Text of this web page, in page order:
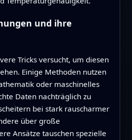
und ihre
Tricks versucht, um diesen
Einige Methoden nutzen
oder maschinelles
Daten nachträglich zu
bei stark rauscharmer
über große
Ansätze tauschen spezielle